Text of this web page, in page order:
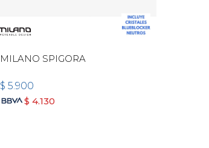
MILANO SPIGORA
$ 5.900
$ 4.130